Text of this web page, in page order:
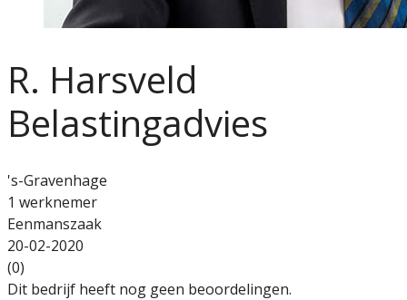
R. Harsveld
Belastingadvies
's-Gravenhage
1 werknemer
Eenmanszaak
20-02-2020
(0)
Dit bedrijf heeft nog geen beoordelingen.